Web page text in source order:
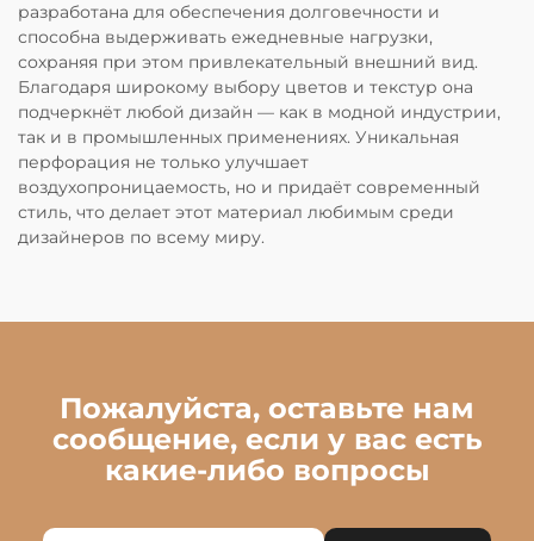
разработана для обеспечения долговечности и
способна выдерживать ежедневные нагрузки,
сохраняя при этом привлекательный внешний вид.
Благодаря широкому выбору цветов и текстур она
подчеркнёт любой дизайн — как в модной индустрии,
так и в промышленных применениях. Уникальная
перфорация не только улучшает
воздухопроницаемость, но и придаёт современный
стиль, что делает этот материал любимым среди
дизайнеров по всему миру.
Пожалуйста, оставьте нам
сообщение, если у вас есть
какие-либо вопросы